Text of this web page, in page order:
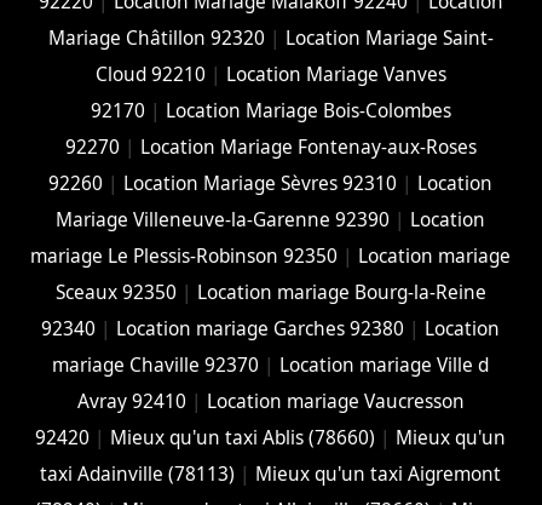
Mariage Châtillon 92320 | Location Mariage Saint-
Cloud 92210 | Location Mariage Vanves
92170 | Location Mariage Bois-Colombes
92270 | Location Mariage Fontenay-aux-Roses
92260 | Location Mariage Sèvres 92310 | Location
Mariage Villeneuve-la-Garenne 92390 | Location
mariage Le Plessis-Robinson 92350 | Location mariage
Sceaux 92350 | Location mariage Bourg-la-Reine
92340 | Location mariage Garches 92380 | Location
mariage Chaville 92370 | Location mariage Ville d
Avray 92410 | Location mariage Vaucresson
92420 | Mieux qu'un taxi Ablis (78660) | Mieux qu'un
taxi Adainville (78113) | Mieux qu'un taxi Aigremont